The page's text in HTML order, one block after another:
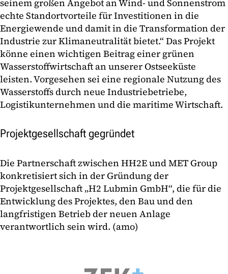
seinem großen Angebot an Wind- und Sonnenstrom
echte Standortvorteile für Investitionen in die
Energiewende und damit in die Transformation der
Industrie zur Klimaneutralität bietet.“ Das Projekt
könne einen wichtigen Beitrag einer grünen
Wasserstoffwirtschaft an unserer Ostseeküste
leisten. Vorgesehen sei eine regionale Nutzung des
Wasserstoffs durch neue Industriebetriebe,
Logistikunternehmen und die maritime Wirtschaft.
Projektgesellschaft gegründet
Die Partnerschaft zwischen HH2E und MET Group
konkretisiert sich in der Gründung der
Projektgesellschaft „H2 Lubmin GmbH“, die für die
Entwicklung des Projektes, den Bau und den
langfristigen Betrieb der neuen Anlage
verantwortlich sein wird. (amo)